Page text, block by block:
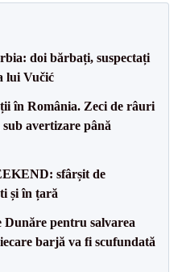
doi bărbați, suspectați
lui Vučić
în România. Zeci de râuri
avertizare până
sfârșit de
și în țară
pentru salvarea
barjă va fi scufundată